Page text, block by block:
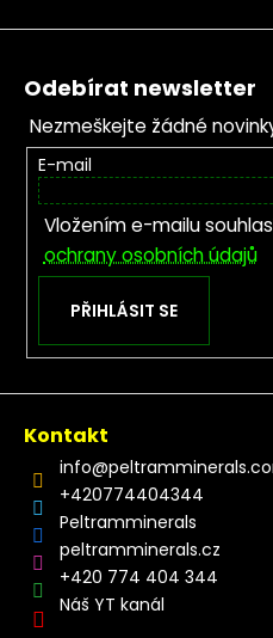
Zápatí
Odebírat newsletter
Nezmeškejte žádné
E-mail
Vložením e-mailu
ochrany osobních údajů
PŘIHLÁSIT SE
Kontakt
info@
+420774404344
Peltramminerals
peltramminerals.cz
+420 774 404 344
Náš YT kanál